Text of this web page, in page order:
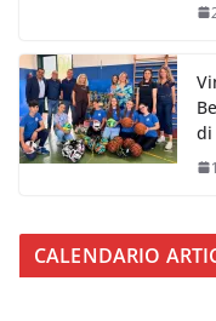
di
CALENDARIO